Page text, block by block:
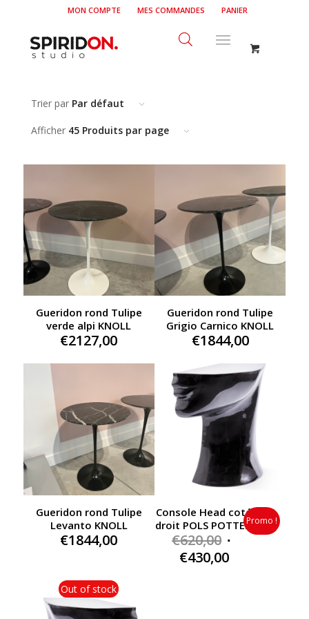
MON COMPTE MES COMMANDES PANIER
Trier par Par défaut
Afficher 45 Produits par page
Gueridon rond Tulipe
verde alpi KNOLL
€2127,00
Gueridon rond Tulipe
Grigio Carnico KNOLL
€1844,00
Gueridon rond Tulipe
Levanto KNOLL
€1844,00
Console Head coté
droit POLS POTTEN
€620,00 Original
price
€430,00Current
Promo !
Out of stock